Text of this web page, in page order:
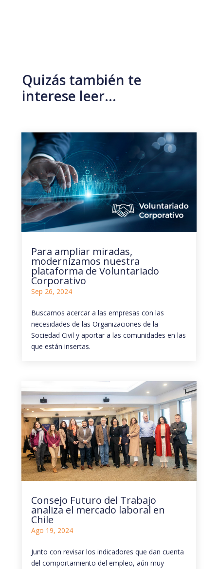
Quizás también te
interese leer…
Para ampliar miradas,
modernizamos nuestra
plataforma de Voluntariado
Corporativo
Sep 26, 2024
Buscamos acercar a las empresas con las
necesidades de las Organizaciones de la
Sociedad Civil y aportar a las comunidades en las
que están insertas.
Consejo Futuro del Trabajo
analiza el mercado laboral en
Chile
Ago 19, 2024
Junto con revisar los indicadores que dan cuenta
del comportamiento del empleo, aún muy